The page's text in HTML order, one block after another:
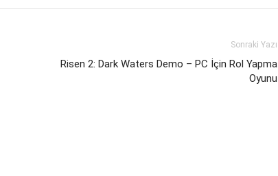
Sonraki Yazı
Risen 2: Dark Waters Demo – PC İçin Rol Yapma
Oyunu